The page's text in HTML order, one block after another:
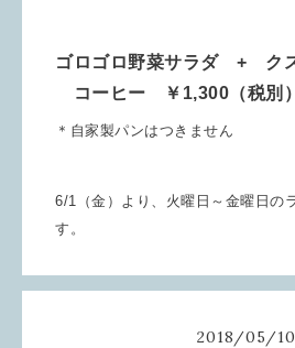
ゴロゴロ野菜サラダ + ク
コーヒー ￥1,300（税別
＊自家製パンはつきません
6/1（金）より、火曜日～金曜日の
す。
2018/05/10